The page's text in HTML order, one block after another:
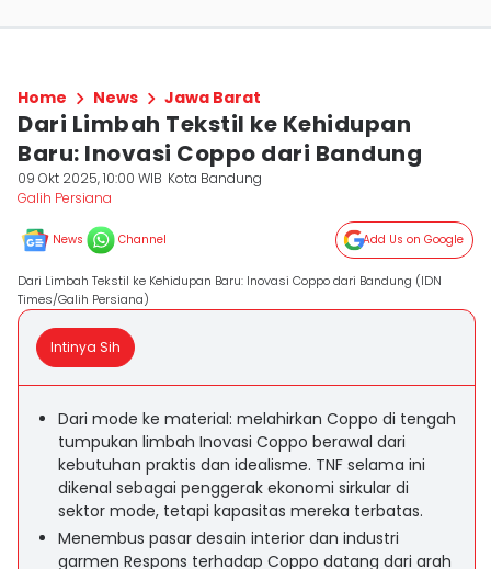
Home News Jawa Barat
Dari Limbah Tekstil ke Kehidupan
Baru: Inovasi Coppo dari Bandung
09 Okt 2025, 10:00 WIB Kota Bandung
Galih Persiana
News Channel Add Us on Google
Dari Limbah Tekstil ke Kehidupan Baru: Inovasi Coppo dari Bandung (IDN
Times/Galih Persiana)
Intinya Sih
Dari mode ke material: melahirkan Coppo di tengah
tumpukan limbah Inovasi Coppo berawal dari
kebutuhan praktis dan idealisme. TNF selama ini
dikenal sebagai penggerak ekonomi sirkular di
sektor mode, tetapi kapasitas mereka terbatas.
Menembus pasar desain interior dan industri
garmen Respons terhadap Coppo datang dari arah